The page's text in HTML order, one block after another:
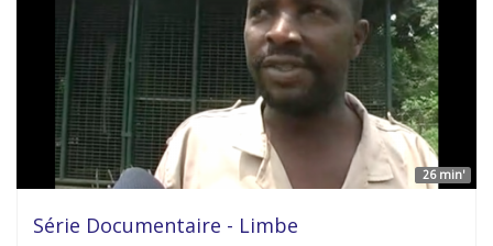
26 min'
Série Documentaire - Limbe